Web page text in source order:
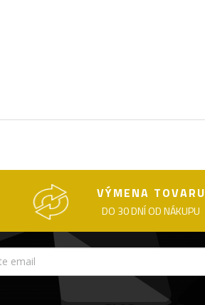
VÝMENA TOVARU
DO 30 DNÍ OD NÁKUPU